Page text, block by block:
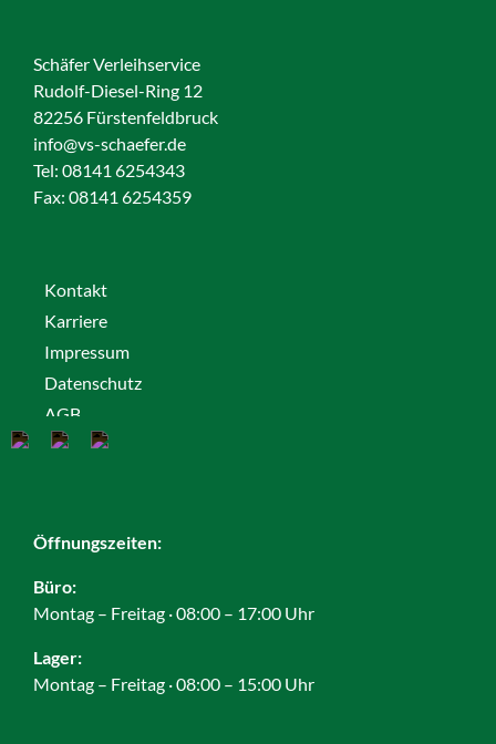
Schäfer Verleihservice
Rudolf-Diesel-Ring 12
82256 Fürstenfeldbruck
info@vs-schaefer.de
Tel: 08141 6254343
Fax: 08141 6254359
Kontakt
Karriere
Impressum
Datenschutz
AGB
Cookies
Öffnungszeiten:
Büro:
Montag – Freitag · 08:00 – 17:00 Uhr
Lager:
Montag – Freitag · 08:00 – 15:00 Uhr